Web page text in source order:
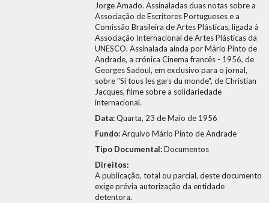
Jorge Amado. Assinaladas duas notas sobre a
Associação de Escritores Portugueses e a
Comissão Brasileira de Artes Plásticas, ligada à
Associação Internacional de Artes Plásticas da
UNESCO. Assinalada ainda por Mário Pinto de
Andrade, a crónica Cinema francês - 1956, de
Georges Sadoul, em exclusivo para o jornal,
sobre "Si tous les gars du monde", de Christian
Jacques, filme sobre a solidariedade
internacional.
Data:Quarta, 23 de Maio de 1956
Fundo:Arquivo Mário Pinto de Andrade
Tipo Documental:Documentos
Direitos:
A publicação, total ou parcial, deste documento
exige prévia autorização da entidade
detentora.